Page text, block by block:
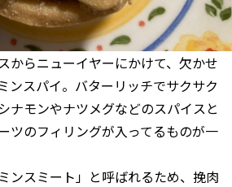
からニューイヤーにかけて、欠かせ
ンスパイ。バターリッチでサクサク
ナモンやナツメグなどのスパイスと
ツのフィリングが入ってるものが一
ンスミート」と呼ばれるため、挽肉